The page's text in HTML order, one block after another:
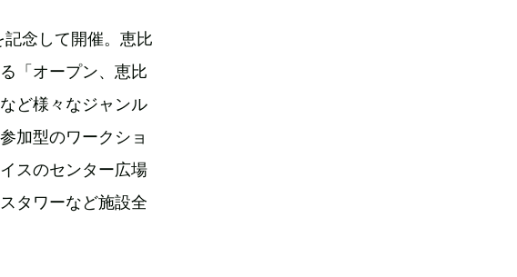
記念して開催。恵比
「オープン、恵比
ど様々なジャンル
加型のワークショ
スのセンター広場
タワーなど施設全